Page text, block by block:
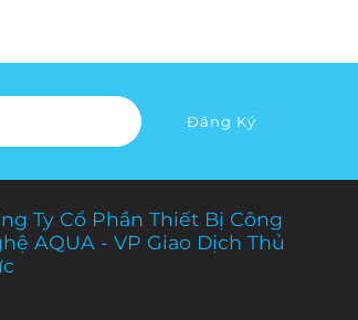
Đăng Ký
Ty Cổ Phần Thiết Bị Công
AQUA - VP Giao Dịch Thủ